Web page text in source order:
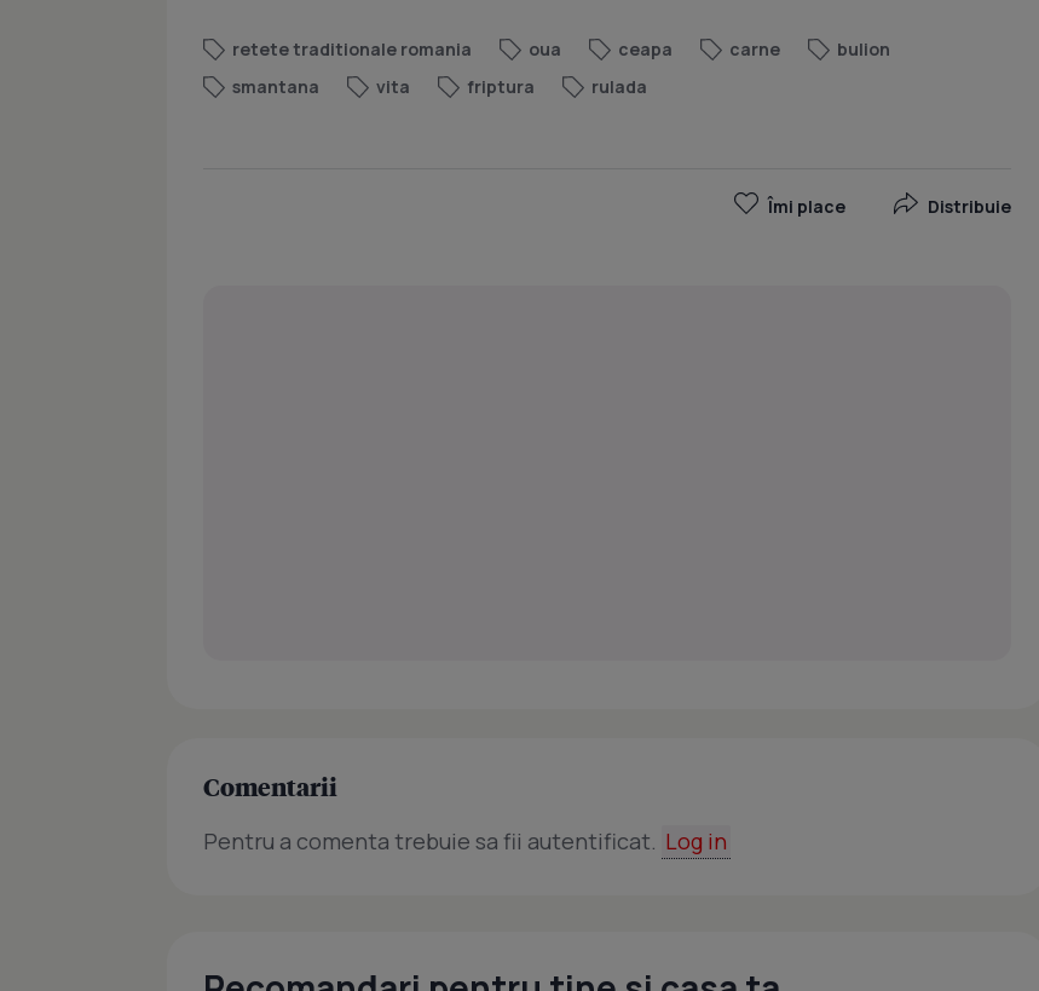
retete traditionale romania oua ceapa carne
bulion
smantana
vita friptura rulada
Îmi place Distribuie
Comentarii
Pentru a comenta trebuie sa fii autentificat. Log in